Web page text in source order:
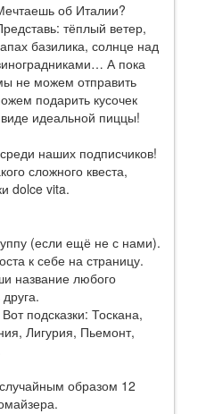
об Италии?
тёплый ветер,
базилика, солнце над
А пока
не можем отправить
подарить кусочек
идеальной пиццы!
наших подписчиков!
сложного квеста,
dolce vita.
(если ещё не с нами).
к себе на страницу.
название любого
подсказки: Тоскана,
Лигурия, Пьемонт,
образом 12